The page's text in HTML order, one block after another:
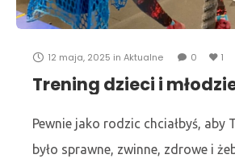
Dzień Otwarty w Lemon Fitness – 8
12 maja, 2025 in Aktualne 0 1
Trening dzieci i
unikać?
Pewnie jako rodzic chciałbyś, aby
było sprawne, zwinne, zdrowe i